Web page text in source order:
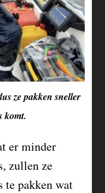
ze pakken sneller
komt.
er minder
zullen ze
te pakken wat